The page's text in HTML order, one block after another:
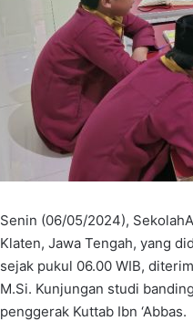
Senin (06/05/2024),
Klaten, Jawa Tengah, yang
sejak pukul 06.00 WIB,
M.Si. Kunjungan studi
penggerak Kuttab Ibn ‘Abbas.